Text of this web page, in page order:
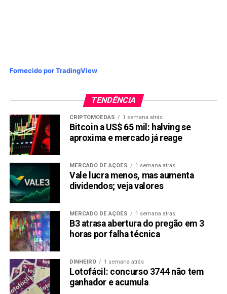
Fornecido por TradingView
TENDÊNCIA
CRIPTOMOEDAS 1 semana atrás
Bitcoin a US$ 65 mil: halving se
aproxima e mercado já reage
MERCADO DE AÇÕES 1 semana atrás
Vale lucra menos, mas aumenta
dividendos; veja valores
MERCADO DE AÇÕES 1 semana atrás
B3 atrasa abertura do pregão em 3
horas por falha técnica
DINHEIRO 1 semana atrás
Lotofácil: concurso 3744 não tem
ganhador e acumula